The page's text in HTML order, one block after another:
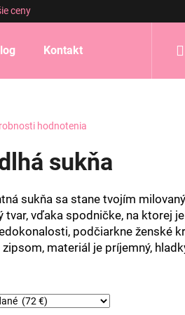
ceny
Kontakt
hodnotenia
sukňa
sukňa sa stane tvojím
tvar, vďaka spodničke, na ktorej
podčiarkne ženské
zipsom, materiál je príjemný,